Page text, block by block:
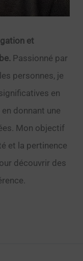
et
Passionné par
personnes, je
en
donnant une
Mon objectif
et la pertinence
découvrir des